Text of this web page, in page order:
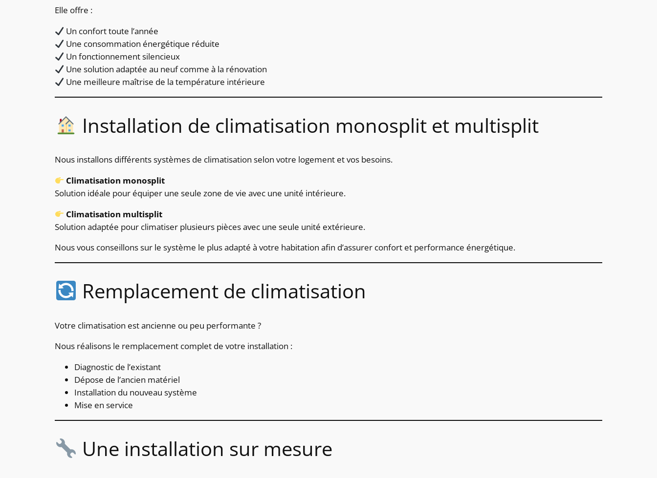
Elle offre :
Un confort toute l’année
Une consommation énergétique réduite
Un fonctionnement silencieux
Une solution adaptée au neuf comme à la rénovation
Une meilleure maîtrise de la température intérieure
Installation de climatisation monosplit et multisplit
Nous installons différents systèmes de climatisation selon votre logement et vos besoins.
Climatisation monosplit
Solution idéale pour équiper une seule zone de vie avec une unité intérieure.
Climatisation multisplit
Solution adaptée pour climatiser plusieurs pièces avec une seule unité extérieure.
Nous vous conseillons sur le système le plus adapté à votre habitation afin d’assurer confort et performance énergétique.
Remplacement de climatisation
Votre climatisation est ancienne ou peu performante ?
Nous réalisons le remplacement complet de votre installation :
Diagnostic de l’existant
Dépose de l’ancien matériel
Installation du nouveau système
Mise en service
Une installation sur mesure